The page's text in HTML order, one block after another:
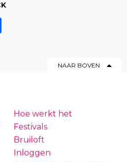
NAAR BOVEN
Hoe werkt het
Festivals
Bruiloft
Inloggen